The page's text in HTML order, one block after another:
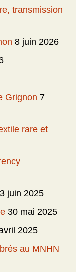
transmission
8 juin 2026
Grignon 7
rare et
juin 2025
30 mai 2025
2025
au MNHN